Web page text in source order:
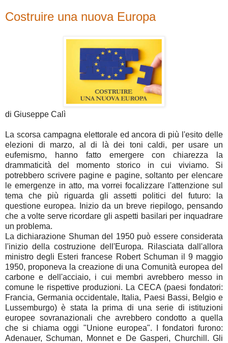
Costruire una nuova Europa
di Giuseppe Calì
La scorsa campagna elettorale ed ancora di più l'esito delle
elezioni di marzo, al di là dei toni caldi, per usare un
eufemismo, hanno fatto emergere con chiarezza la
drammaticità del momento storico in cui viviamo. Si
potrebbero scrivere pagine e pagine, soltanto per elencare
le emergenze in atto, ma vorrei focalizzare l'attenzione sul
tema che più riguarda gli assetti politici del futuro: la
questione europea. Inizio da un breve riepilogo, pensando
che a volte serve ricordare gli aspetti basilari per inquadrare
un problema.
La dichiarazione Shuman del 1950 può essere considerata
l'inizio della costruzione dell'Europa. Rilasciata dall'allora
ministro degli Esteri francese Robert Schuman il 9 maggio
1950, proponeva la creazione di una Comunità europea del
carbone e dell'acciaio, i cui membri avrebbero messo in
comune le rispettive produzioni. La CECA (paesi fondatori:
Francia, Germania occidentale, Italia, Paesi Bassi, Belgio e
Lussemburgo) è stata la prima di una serie di istituzioni
europee sovranazionali che avrebbero condotto a quella
che si chiama oggi "Unione europea". I fondatori furono:
Adenauer, Schuman, Monnet e De Gasperi, Churchill. Gli